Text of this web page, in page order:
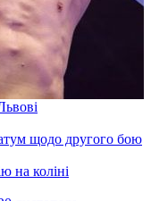
щодо другого бою
на коліні